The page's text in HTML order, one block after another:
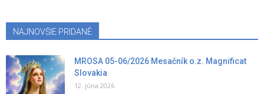
NAJNOVŠIE PRIDANÉ
MROSA 05-06/2026 Mesačník o.z. Magnificat
Slovakia
12. júna 2026